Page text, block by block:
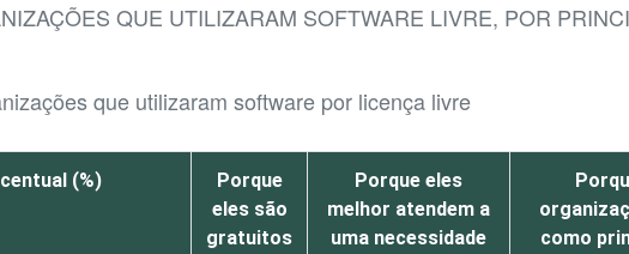
QUE UTILIZARAM SOFTWARE LIVRE, POR
que utilizaram software por licença livre
(%)
Porque
eles são
gratuitos
Porque eles
melhor atendem a
uma necessidade
como